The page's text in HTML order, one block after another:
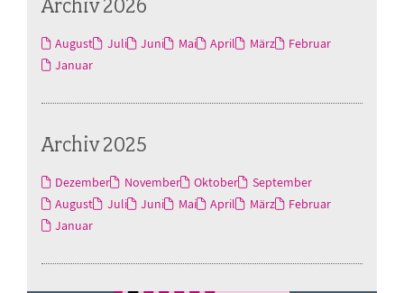
Archiv 2026
August Juli Juni Mai April März
Februar
Januar
Archiv 2025
Dezember November Oktober
September
August
Juli Juni Mai April März
Februar
Januar